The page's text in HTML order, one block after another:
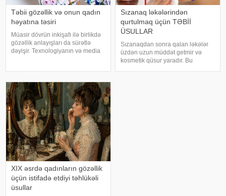
Təbii gözəllik və onun qadın
həyatına təsiri
Müasir dövrün inkişafı ilə birlikdə
gözəllik anlayışları da sürətlə
dəyişir. Texnologiyanın və media
Lakin, son zamanla
Sızanaq ləkələrindən
qurtulmaq üçün TƏBİİ
ÜSULLAR
Sızanaqdan sonra qalan ləkələr
üzdən uzun müddət getmir və
kosmetik qüsur yaradır. Bu
XIX əsrdə qadınların gözəllik
üçün istifadə etdiyi təhlükəli
üsullar